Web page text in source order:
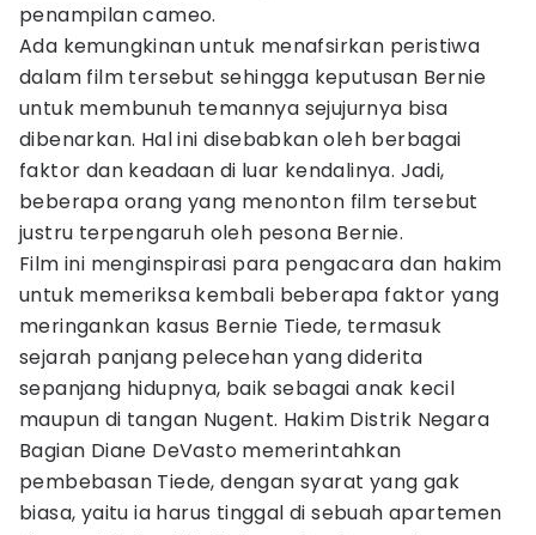
penampilan cameo.
Ada kemungkinan untuk menafsirkan peristiwa
dalam film tersebut sehingga keputusan Bernie
untuk membunuh temannya sejujurnya bisa
dibenarkan. Hal ini disebabkan oleh berbagai
faktor dan keadaan di luar kendalinya. Jadi,
beberapa orang yang menonton film tersebut
justru terpengaruh oleh pesona Bernie.
Film ini menginspirasi para pengacara dan hakim
untuk memeriksa kembali beberapa faktor yang
meringankan kasus Bernie Tiede, termasuk
sejarah panjang pelecehan yang diderita
sepanjang hidupnya, baik sebagai anak kecil
maupun di tangan Nugent. Hakim Distrik Negara
Bagian Diane DeVasto memerintahkan
pembebasan Tiede, dengan syarat yang gak
biasa, yaitu ia harus tinggal di sebuah apartemen